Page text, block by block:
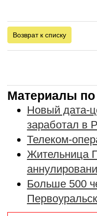
Возврат к списку
Материалы по
Новый дата-
заработал в
Телеком-
Жительница
Больше 500